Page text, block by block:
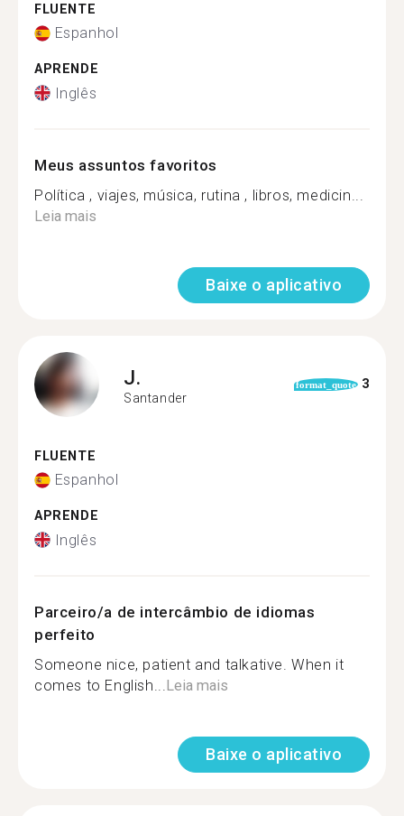
FLUENTE
Espanhol
APRENDE
Inglês
Meus assuntos favoritos
Política , viajes, música, rutina , libros, medicin...
Leia mais
Baixe o aplicativo
J.
Santander
format_quote 3
FLUENTE
Espanhol
APRENDE
Inglês
Parceiro/a de intercâmbio de idiomas
perfeito
Someone nice, patient and talkative. When it
comes to English... Leia mais
Baixe o aplicativo